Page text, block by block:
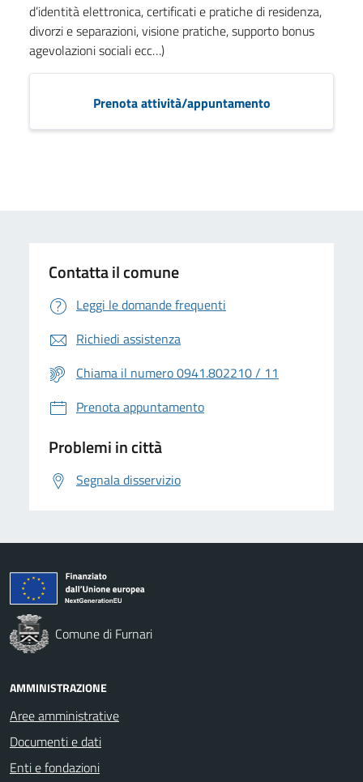
d’identità elettronica, certificati e pratiche di residenza,
divorzi e separazioni, visione pratiche, supporto bonus
agevolazioni sociali ecc…)
Prenota attività/appuntamento
Contatta il comune
Leggi le domande frequenti
Richiedi assistenza
Chiama il numero 0941.802210 / 11
Prenota appuntamento
Problemi in città
Segnala disservizio
Comune di Furnari
AMMINISTRAZIONE
Aree amministrative
Documenti e dati
Enti e fondazioni